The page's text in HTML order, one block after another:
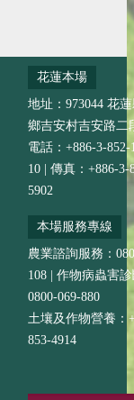
花蓮本場
地址：973044 花
鄉吉安村吉安路二
電話：+886-3-852-
10 | 傳真：+886-3-
5902
本場服務專線
農業諮詢服務：
108 | 作物病蟲害
0800-069-880
土壤及作物營養：
853-4914